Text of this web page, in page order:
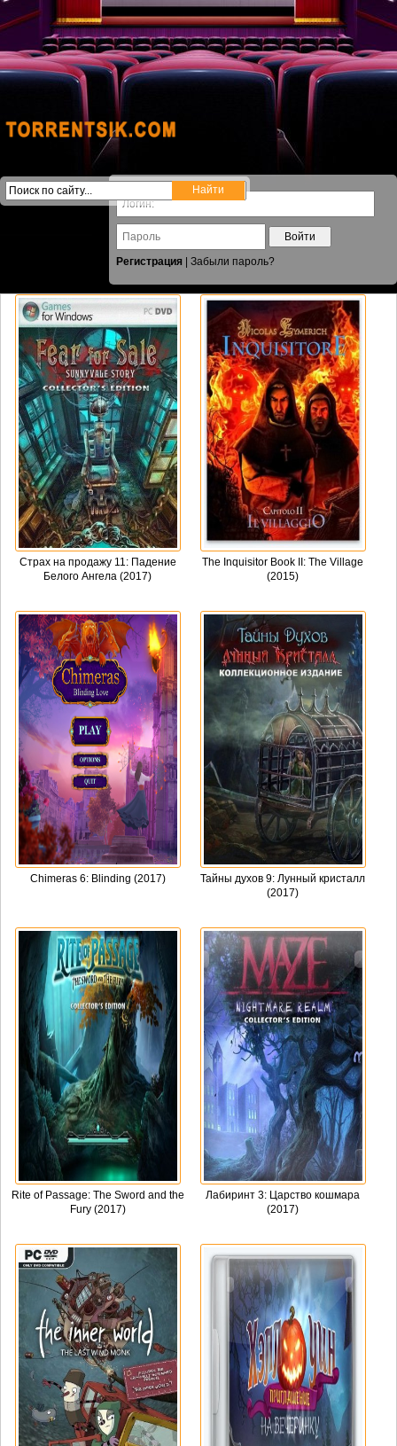
Войти
Регистрация
Забыли пароль?
Страх на продажу 11: Падение
Белого Ангела (2017)
The Inquisitor Book II: The Village
(2015)
Chimeras 6: Blinding (2017)
Тайны духов 9: Лунный кристалл
(2017)
Rite of Passage: The Sword and the
Fury (2017)
Лабиринт 3: Царство кошмара
(2017)